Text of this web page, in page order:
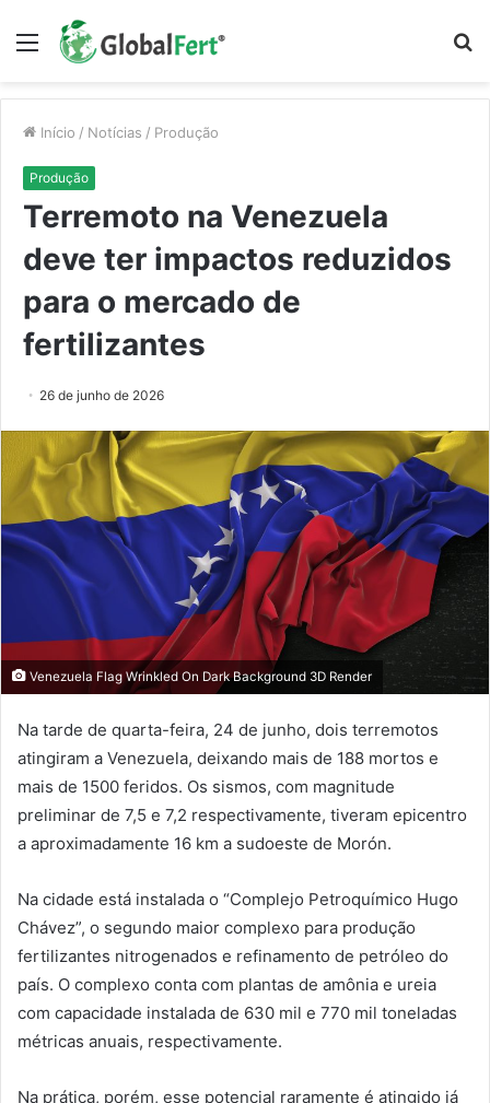
Menu
Início / Notícias / Produção
Produção
Terremoto na Venezuela
deve ter impactos reduzidos
para o mercado de
fertilizantes
26 de junho de 2026
Venezuela Flag Wrinkled On Dark Background 3D Render
Na tarde de quarta-feira, 24 de junho, dois terremotos
atingiram a Venezuela, deixando mais de 188 mortos e
mais de 1500 feridos. Os sismos, com magnitude
preliminar de 7,5 e 7,2 respectivamente, tiveram epicentro
a aproximadamente 16 km a sudoeste de Morón.
Na cidade está instalada o “Complejo Petroquímico Hugo
Chávez”, o segundo maior complexo para produção
fertilizantes nitrogenados e refinamento de petróleo do
país. O complexo conta com plantas de amônia e ureia
com capacidade instalada de 630 mil e 770 mil toneladas
métricas anuais, respectivamente.
Na prática, porém, esse potencial raramente é atingido já